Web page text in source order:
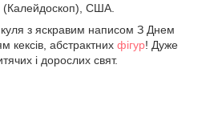
(Калейдоскоп), США.
з яскравим написом З Днем
кексів, абстрактних фігур! Дуже
і дорослих свят.